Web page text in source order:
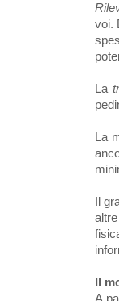
voi.
La
La
Il
Il